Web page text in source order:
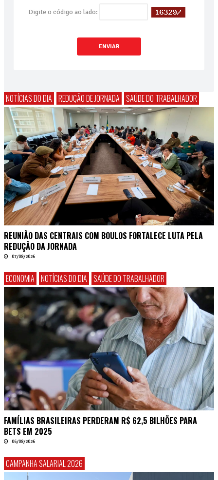
Digite o código ao lado:
ENVIAR
NOTÍCIAS DO DIA REDUÇÃO DE JORNADA SAÚDE DO TRABALHADOR
REUNIÃO DAS CENTRAIS COM BOULOS FORTALECE LUTA PELA
REDUÇÃO DA JORNADA
07/08/2026
ECONOMIA NOTÍCIAS DO DIA SAÚDE DO TRABALHADOR
FAMÍLIAS BRASILEIRAS PERDERAM R$ 62,5 BILHÕES PARA
BETS EM 2025
06/08/2026
CAMPANHA SALARIAL 2026